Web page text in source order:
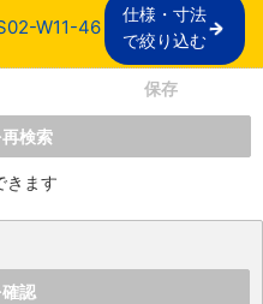
W11-46
仕様・寸法
で絞り込む
保存
検索
きます
認